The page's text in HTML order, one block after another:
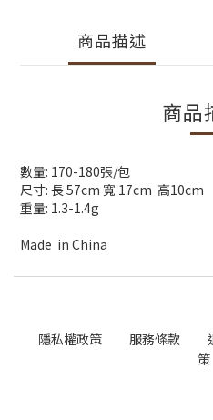
商品描述
商品
數量: 170-180張/包
尺寸: 長 57cm 寬 17cm 高10cm
重量: 1.3-1.4g
Made in China
隱私權政策 服務條款
策